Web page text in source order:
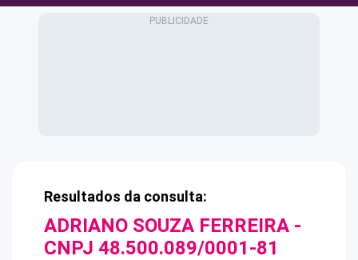
Resultados da consulta:
ADRIANO SOUZA FERREIRA -
CNPJ 48.500.089/0001-81